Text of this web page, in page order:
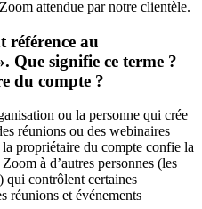
attendue par notre clientèle.
référence au
Que signifie ce terme ?
du compte ?
ou la personne qui crée
réunions ou des webinaires
propriétaire du compte confie la
à d’autres personnes (les
qui contrôlent certaines
réunions et événements